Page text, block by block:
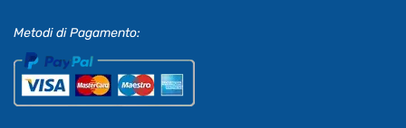
Metodi di Pagamento: